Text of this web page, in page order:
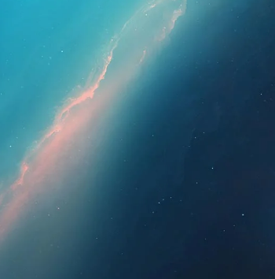
Für Patienten Nachrichten